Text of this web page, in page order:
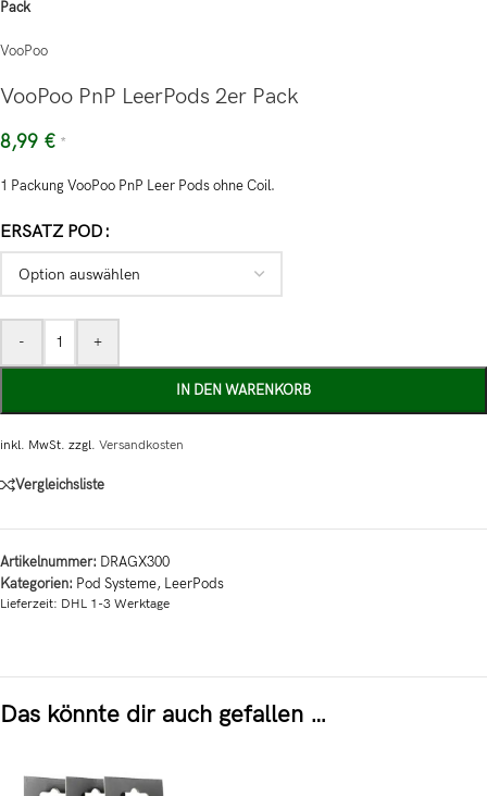
Pack
VooPoo
VooPoo PnP LeerPods 2er Pack
8,99 € *
1 Packung VooPoo PnP Leer Pods ohne Coil.
ERSATZ POD
- +
IN DEN WARENKORB
inkl. MwSt. zzgl. Versandkosten
Vergleichsliste
Artikelnummer: DRAGX300
Kategorien: Pod Systeme, LeerPods
Lieferzeit: DHL 1-3 Werktage
Das könnte dir auch gefallen …